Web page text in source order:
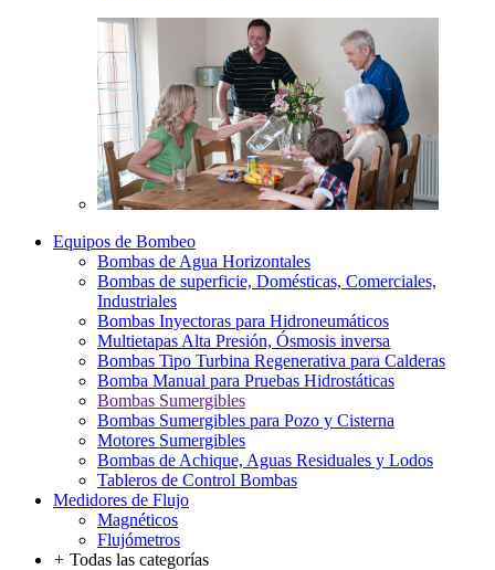
Equipos de Bombeo
Bombas de Agua Horizontales
Bombas de superficie, Domésticas, Comerciales,
Industriales
Bombas Inyectoras para Hidroneumáticos
Multietapas Alta Presión, Ósmosis inversa
Bombas Tipo Turbina Regenerativa para Calderas
Bomba Manual para Pruebas Hidrostáticas
Bombas Sumergibles
Bombas Sumergibles para Pozo y Cisterna
Motores Sumergibles
Bombas de Achique, Aguas Residuales y Lodos
Tableros de Control Bombas
Medidores de Flujo
Magnéticos
Flujómetros
+ Todas las categorías